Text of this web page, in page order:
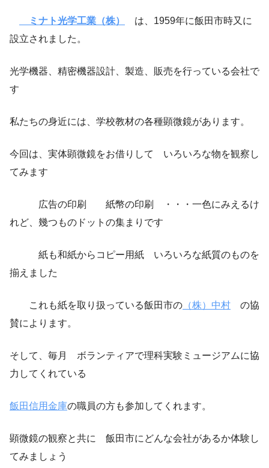
ミナト光学工業（株）
は、1959年に飯田市時又に
設立されました。
光学機器、精密機器設計、製造、販売を行っている会社で
す
私たちの身近には、学校教材の各種顕微鏡があります。
今回は、実体顕微鏡をお借りして いろいろな物を観察し
てみます
広告の印刷 紙幣の印刷 ・・・一色にみえるけ
れど、幾つものドットの集まりです
紙も和紙からコピー用紙 いろいろな紙質のものを
揃えました
これも紙を取り扱っている飯田市の （株）中村 の協
賛によります。
そして、毎月 ボランティアで理科実験ミュージアムに協
力してくれている
飯田信用金庫の職員の方も参加してくれます。
顕微鏡の観察と共に 飯田市にどんな会社があるか体験し
てみましょう